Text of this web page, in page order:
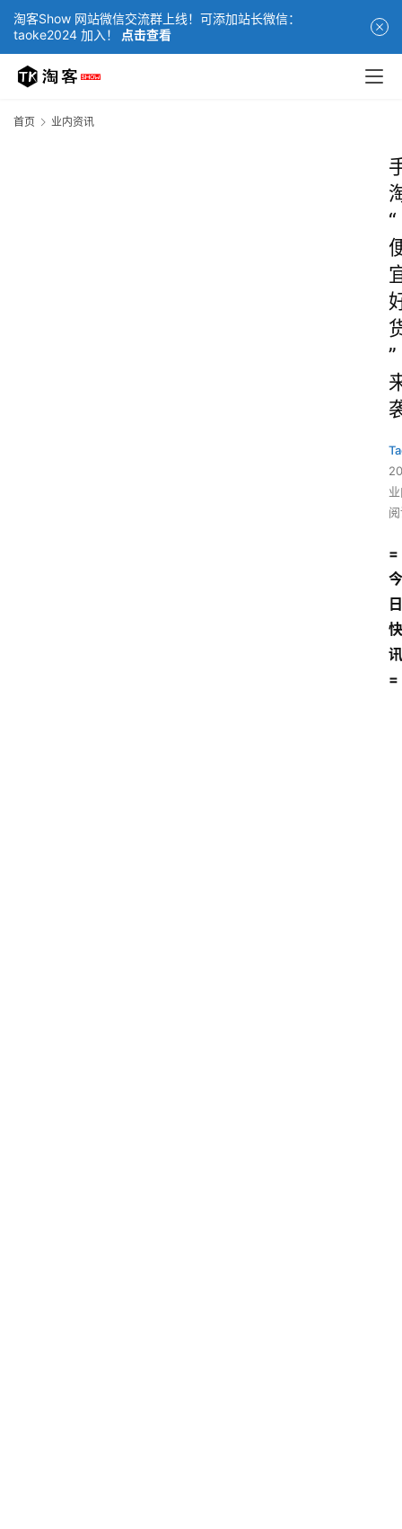
淘客Show 网站微信交流群上线！可添加站长微信：
taoke2024 加入！
点击查看
首页 业内资讯
“
”
=
今
日
快
讯
=